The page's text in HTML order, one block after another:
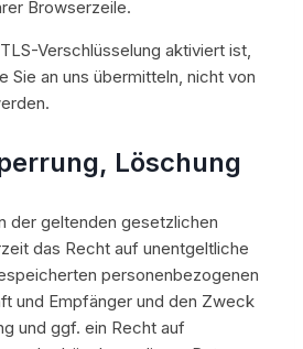
Browserzeile.
Verschlüsselung aktiviert ist,
Sie an uns übermitteln, nicht von
Löschung
der geltenden gesetzlichen
das Recht auf unentgeltliche
personenbezogenen
und Empfänger und den Zweck
und ggf. ein Recht auf